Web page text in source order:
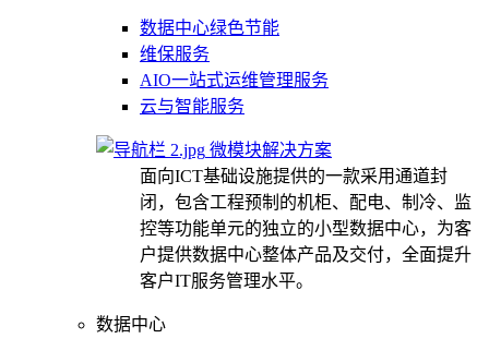
数据中心绿色节能
维保服务
AIO一站式运维管理服务
云与智能服务
微模块解决方案
面向ICT基础设施提供的一款采用通道封
闭，包含工程预制的机柜、配电、制冷、监
控等功能单元的独立的小型数据中心，为客
户提供数据中心整体产品及交付，全面提升
客户IT服务管理水平。
数据中心